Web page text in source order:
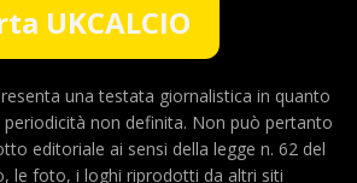
UKCALCIO
una testata giornalistica in quanto
non definita. Non può pertanto
editoriale ai sensi della legge n. 62 del
le foto, i loghi riprodotti da altri siti